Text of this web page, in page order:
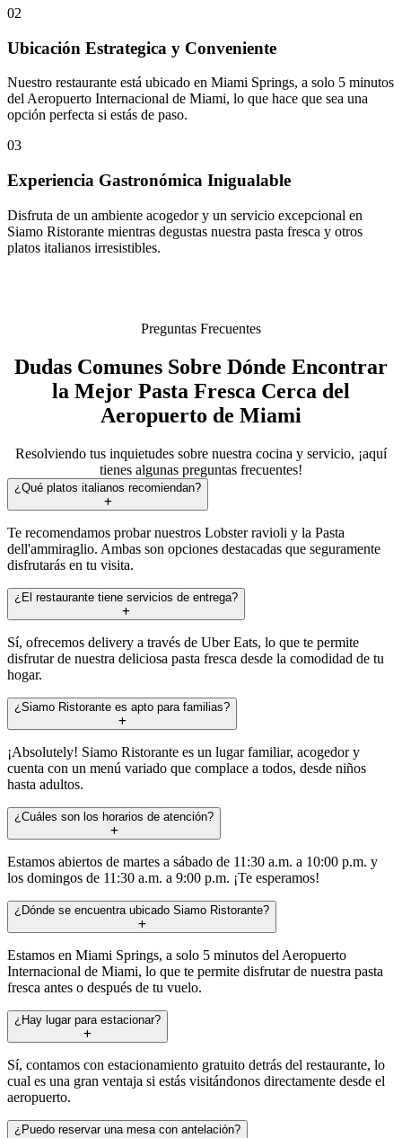
02
Ubicación Estrategica y Conveniente
Nuestro restaurante está ubicado en Miami Springs, a solo 5 minutos
del Aeropuerto Internacional de Miami, lo que hace que sea una
opción perfecta si estás de paso.
03
Experiencia Gastronómica Inigualable
Disfruta de un ambiente acogedor y un servicio excepcional en
Siamo Ristorante mientras degustas nuestra pasta fresca y otros
platos italianos irresistibles.
Preguntas Frecuentes
Dudas Comunes Sobre Dónde Encontrar
la Mejor Pasta Fresca Cerca del
Aeropuerto de Miami
Resolviendo tus inquietudes sobre nuestra cocina y servicio, ¡aquí
tienes algunas preguntas frecuentes!
¿Qué platos italianos recomiendan?
Te recomendamos probar nuestros Lobster ravioli y la Pasta
dell'ammiraglio. Ambas son opciones destacadas que seguramente
disfrutarás en tu visita.
¿El restaurante tiene servicios de entrega?
Sí, ofrecemos delivery a través de Uber Eats, lo que te permite
disfrutar de nuestra deliciosa pasta fresca desde la comodidad de tu
hogar.
¿Siamo Ristorante es apto para familias?
¡Absolutely! Siamo Ristorante es un lugar familiar, acogedor y
cuenta con un menú variado que complace a todos, desde niños
hasta adultos.
¿Cuáles son los horarios de atención?
Estamos abiertos de martes a sábado de 11:30 a.m. a 10:00 p.m. y
los domingos de 11:30 a.m. a 9:00 p.m. ¡Te esperamos!
¿Dónde se encuentra ubicado Siamo Ristorante?
Estamos en Miami Springs, a solo 5 minutos del Aeropuerto
Internacional de Miami, lo que te permite disfrutar de nuestra pasta
fresca antes o después de tu vuelo.
¿Hay lugar para estacionar?
Sí, contamos con estacionamiento gratuito detrás del restaurante, lo
cual es una gran ventaja si estás visitándonos directamente desde el
aeropuerto.
¿Puedo reservar una mesa con antelación?